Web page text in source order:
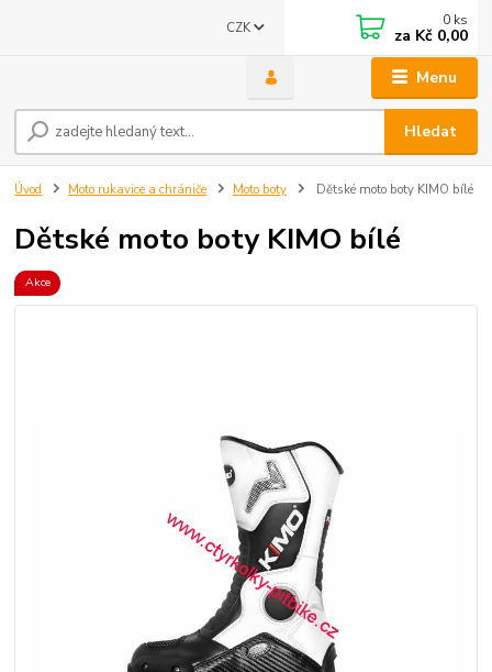
Menu
CZK
Hledat
0 ks
za Kč 0,00
Úvod Moto rukavice a chrániče Moto boty Dětské moto boty KIMO bílé
Dětské moto boty KIMO bílé
Akce